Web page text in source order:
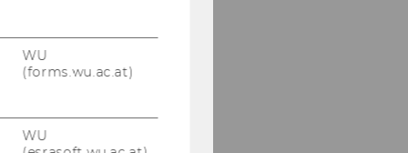
WU
(forms.wu.ac.at)
WU